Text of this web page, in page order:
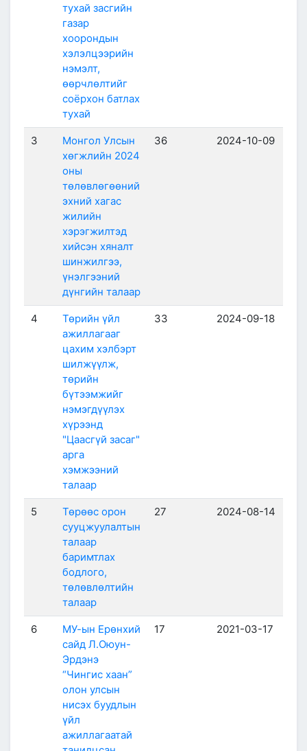
тухай засгийн
газар
хоорондын
хэлэлцээрийн
нэмэлт,
өөрчлөлтийг
соёрхон батлах
тухай
3
Монгол Улсын
хөгжлийн 2024
оны
төлөвлөгөөний
эхний хагас
жилийн
хэрэгжилтэд
хийсэн хяналт
шинжилгээ,
үнэлгээний
дүнгийн талаар
36 2024-10-09
4
Төрийн үйл
ажиллагааг
цахим хэлбэрт
шилжүүлж,
төрийн
бүтээмжийг
нэмэгдүүлэх
хүрээнд
"Цаасгүй засаг"
арга
хэмжээний
талаар
33 2024-09-18
5
Төрөөс орон
сууцжуулалтын
талаар
баримтлах
бодлого,
төлөвлөлтийн
талаар
27 2024-08-14
6
МУ-ын Ерөнхий
сайд Л.Оюун-
Эрдэнэ
“Чингис хаан”
олон улсын
нисэх буудлын
үйл
ажиллагаатай
17 2021-03-17